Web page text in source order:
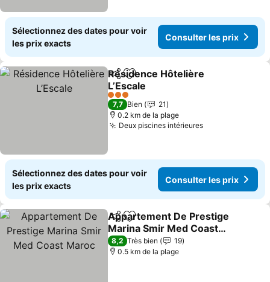
Sélectionnez des dates pour voir
les prix exacts
Consulter les prix
PartagerAjouter à mes favoris
Résidence Hôtelière
L’Escale
3 Étoiles
7,7 Bien
21
0.2 km de la plage
Deux piscines intérieures
Sélectionnez des dates pour voir
les prix exacts
Consulter les prix
PartagerAjouter à mes favoris
Appartement De Prestige
Marina Smir Med Coast
Maroc
8,2 Très bien
19
0.5 km de la plage